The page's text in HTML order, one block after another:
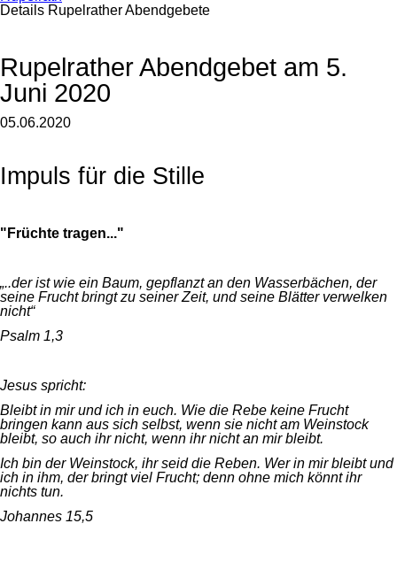
Details Rupelrather Abendgebete
Rupelrather Abendgebet am 5.
Juni 2020
05.06.2020
Impuls für die Stille
" Früchte tragen..."
„..der ist wie ein Baum, gepflanzt an den Wasserbächen, der
seine Frucht bringt zu seiner Zeit, und seine Blätter verwelken
nicht“
Psalm 1,3
Jesus spricht:
Bleibt in mir und ich in euch. Wie die Rebe keine Frucht
bringen kann aus sich selbst, wenn sie nicht am Weinstock
bleibt, so auch ihr nicht, wenn ihr nicht an mir bleibt.
Ich bin der Weinstock, ihr seid die Reben. Wer in mir bleibt und
ich in ihm, der bringt viel Frucht; denn ohne mich könnt ihr
nichts tun.
Johannes 15,5